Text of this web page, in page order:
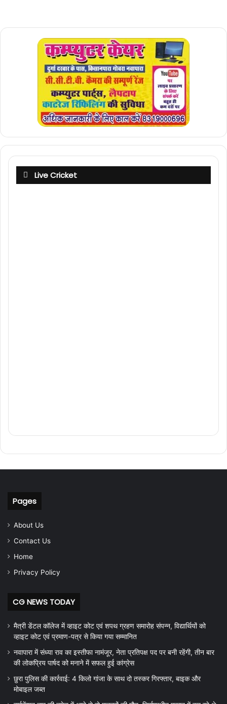
Live Cricket
Pages
About Us
Contact Us
Home
Privacy Policy
CG NEWS TODAY
मैत्री डेंटल कॉलेज में व्हाइट कोट एवं शपथ ग्रहण समारोह संपन्न, विद्यार्थियों को
व्हाइट कोट एवं प्रमाण-पत्र से किया गया सम्मानित
नवापारा में संध्या राव का इस्तीफा नामंजूर, नेता प्रतिपक्ष पद पर बनी रहेंगी, तीन बार
की लोकप्रिय पार्षद को मनाने में सफल हुई कांग्रेस
छुरा पुलिस की कार्रवाई: 4 किलो गांजा के साथ दो तस्कर गिरफ्तार, बाइक और
मोबाइल जब्त